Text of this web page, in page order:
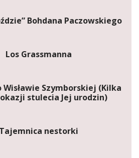
Bohdana Paczowskiego
Los Grassmanna
Szymborskiej (Kilka
stulecia Jej urodzin)
Tajemnica nestorki